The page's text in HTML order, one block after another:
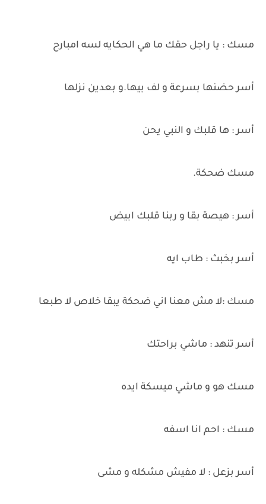
مسك : يا راجل حقك ما هي الحكايه لسه امبارح
أسر حضنها بسرعة و لف بيها.و بعدين نزلها
أسر : ها قلبك و النبي يحن
مسك ضحكة.
أسر : هيصة بقا و ربنا قلبك ابيض
أسر بخبث : طاب ايه
مسك :لا مش معنا اني ضحكة يبقا خلاص لا طبعا
أسر تنهد : ماشي براحتك
مسك هو و ماشي ميسكة ايده
مسك : احم انا اسفه
أسر بزعل : لا مفيش مشكله و مشى